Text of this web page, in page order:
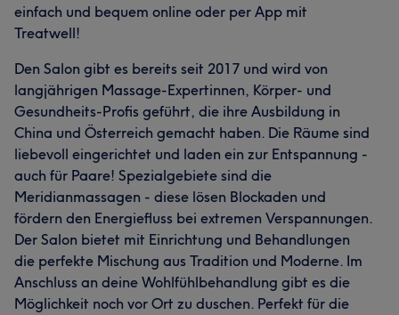
einfach und bequem online oder per App mit
Treatwell!
Den Salon gibt es bereits seit 2017 und wird von
langjährigen Massage-Expertinnen, Körper- und
Gesundheits-Profis geführt, die ihre Ausbildung in
China und Österreich gemacht haben. Die Räume sind
liebevoll eingerichtet und laden ein zur Entspannung -
auch für Paare! Spezialgebiete sind die
Meridianmassagen - diese lösen Blockaden und
fördern den Energiefluss bei extremen Verspannungen.
Der Salon bietet mit Einrichtung und Behandlungen
die perfekte Mischung aus Tradition und Moderne. Im
Anschluss an deine Wohlfühlbehandlung gibt es die
Möglichkeit noch vor Ort zu duschen. Perfekt für die